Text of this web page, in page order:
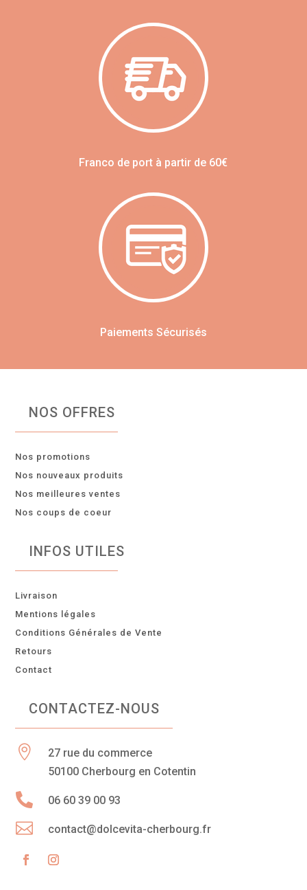
Franco de port à partir de 60€
Paiements Sécurisés
NOS OFFRES
Nos promotions
Nos nouveaux produits
Nos meilleures ventes
Nos coups de coeur
INFOS UTILES
Livraison
Mentions légales
Conditions Générales de Vente
Retours
Contact
CONTACTEZ-NOUS

27 rue du commerce
50100 Cherbourg en Cotentin
 06 60 39 00 93
 contact@dolcevita-cherbourg.fr